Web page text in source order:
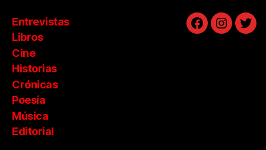
Entrevistas
Libros
Cine
Historias
Crónicas
Poesía
Música
Editorial
Facebook